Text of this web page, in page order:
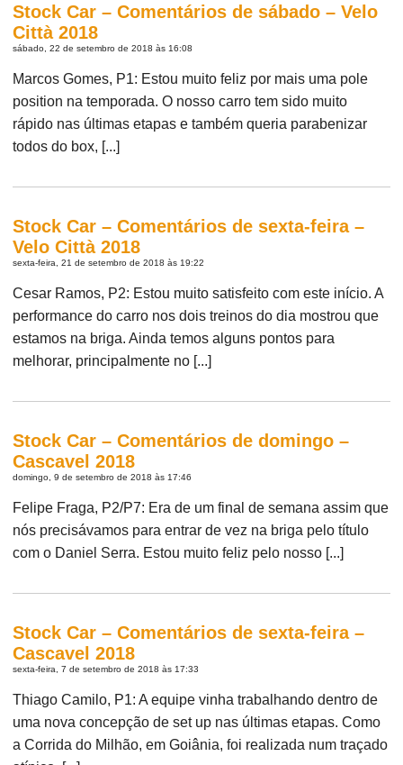
Stock Car – Comentários de sábado – Velo
Città 2018
sábado, 22 de setembro de 2018 às 16:08
Marcos Gomes, P1: Estou muito feliz por mais uma pole
position na temporada. O nosso carro tem sido muito
rápido nas últimas etapas e também queria parabenizar
todos do box, [...]
Stock Car – Comentários de sexta-feira –
Velo Città 2018
sexta-feira, 21 de setembro de 2018 às 19:22
Cesar Ramos, P2: Estou muito satisfeito com este início. A
performance do carro nos dois treinos do dia mostrou que
estamos na briga. Ainda temos alguns pontos para
melhorar, principalmente no [...]
Stock Car – Comentários de domingo –
Cascavel 2018
domingo, 9 de setembro de 2018 às 17:46
Felipe Fraga, P2/P7: Era de um final de semana assim que
nós precisávamos para entrar de vez na briga pelo título
com o Daniel Serra. Estou muito feliz pelo nosso [...]
Stock Car – Comentários de sexta-feira –
Cascavel 2018
sexta-feira, 7 de setembro de 2018 às 17:33
Thiago Camilo, P1: A equipe vinha trabalhando dentro de
uma nova concepção de set up nas últimas etapas. Como
a Corrida do Milhão, em Goiânia, foi realizada num traçado